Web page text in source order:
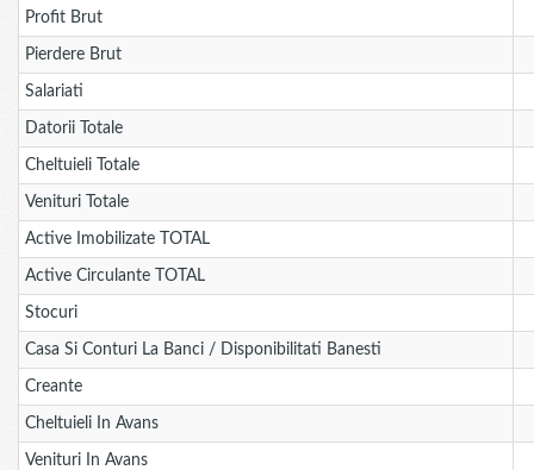
Profit Brut
Pierdere Brut
Salariati
Datorii Totale
Cheltuieli Totale
Venituri Totale
Active Imobilizate TOTAL
Active Circulante TOTAL
Stocuri
Casa Si Conturi La Banci / Disponibilitati Banesti
Creante
Cheltuieli In Avans
Venituri In Avans